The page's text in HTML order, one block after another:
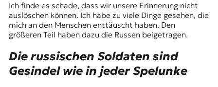
Ich finde es schade, dass wir unsere Erinnerung nicht
auslöschen können. Ich habe zu viele Dinge gesehen, die
mich an den Menschen enttäuscht haben. Den
größeren Teil haben dazu die Russen beigetragen.
Die russischen Soldaten sind
Gesindel wie in jeder Spelunke